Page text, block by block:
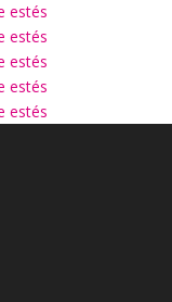
estés
estés
estés
estés
estés